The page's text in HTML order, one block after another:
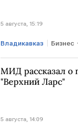
5 августа, 15:19
Владикавказ Бизнес
МИД рассказал о
"Верхний Ларс"
5 августа, 14:09